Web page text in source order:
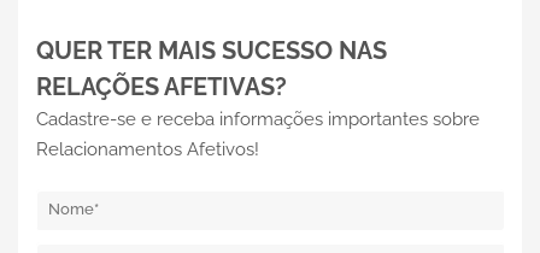
QUER TER MAIS SUCESSO NAS
RELAÇÕES AFETIVAS?
Cadastre-se e receba informações importantes sobre
Relacionamentos Afetivos!